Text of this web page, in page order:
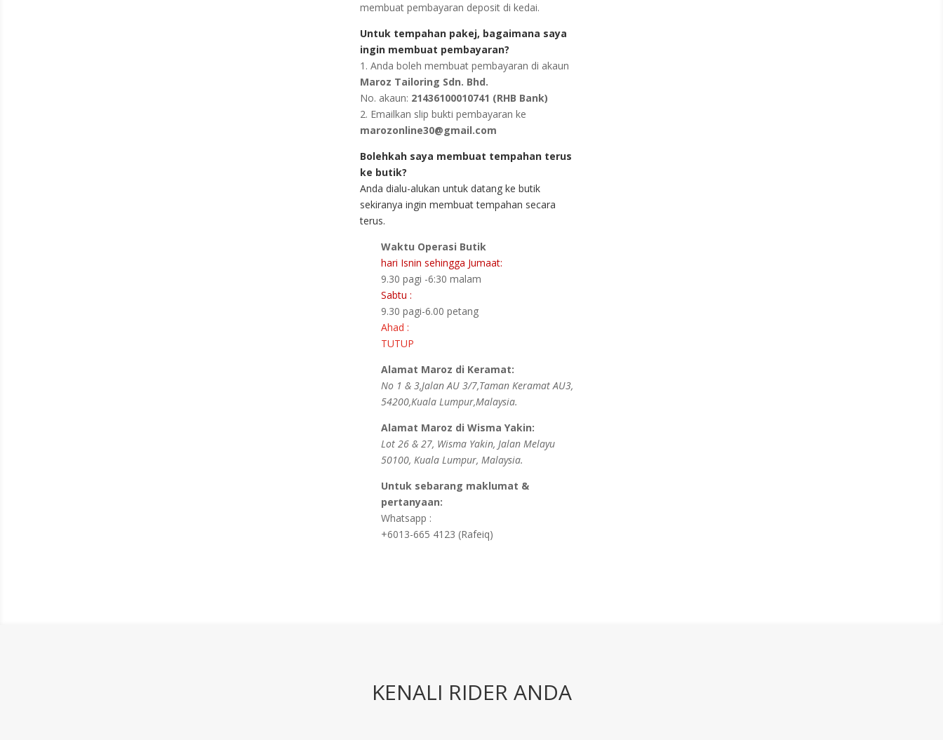
membuat pembayaran deposit di kedai.
Untuk tempahan pakej, bagaimana saya
ingin membuat pembayaran?
1. Anda boleh membuat pembayaran di akaun
Maroz Tailoring Sdn. Bhd.
No. akaun: 21436100010741 (RHB Bank)
2. Emailkan slip bukti pembayaran ke
marozonline30@gmail.com
Bolehkah saya membuat tempahan terus
ke butik?
Anda dialu-alukan untuk datang ke butik
sekiranya ingin membuat tempahan secara
terus.
Waktu Operasi Butik
hari Isnin sehingga Jumaat:
9.30 pagi -6:30 malam
Sabtu :
9.30 pagi-6.00 petang
Ahad :
TUTUP
Alamat Maroz di Keramat:
No 1 & 3,Jalan AU 3/7,Taman Keramat AU3,
54200,Kuala Lumpur,Malaysia.
Alamat Maroz di Wisma Yakin:
Lot 26 & 27, Wisma Yakin, Jalan Melayu
50100, Kuala Lumpur, Malaysia.
Untuk sebarang maklumat &
pertanyaan:
Whatsapp :
+6013-665 4123 (Rafeiq)
KENALI RIDER ANDA